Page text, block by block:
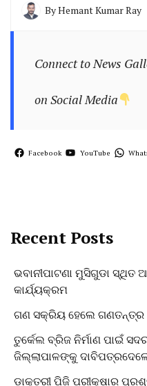
ByHemant Kumar Ray
Connect to News
on Social Media
Facebook YouTube
Recent Posts
ଭବାନୀପାଟଣା ମୁସିଗୁଡା ସ୍ଥିତ
କାର୍ଯ୍ୟକ୍ରମ
ଗଣ ସକ୍ରିୟ ହେଲେ ଗଣତନ୍ତ୍ର
ତୁର୍କେଲ ବ୍ରିଜ ନିର୍ମାଣ ପାଇଁ
ଜିଲ୍ଲାପାଳଙ୍କୁ
ଡାକ୍ତରୀ ପିଜି ପରୀକ୍ଷାର